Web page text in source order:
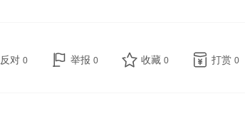
反对 0 举报 0 收藏 0 打赏 0